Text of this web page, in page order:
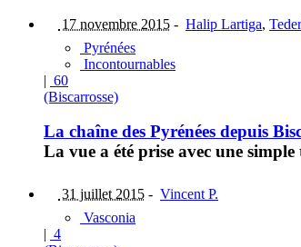
17 novembre 2015 - Halip Lartiga,
Pyrénées
Incontournables
| 60
(Biscarrosse)
La chaîne des Pyrénées depuis
La vue a été prise avec une
31 juillet 2015 - Vincent P.
Vasconia
| 4